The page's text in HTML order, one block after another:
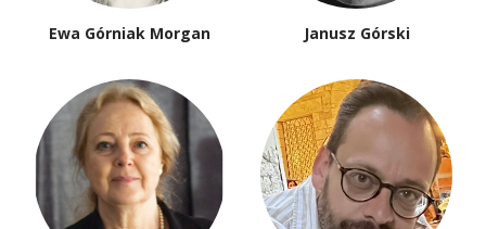
Ewa Górniak Morgan Janusz Górski